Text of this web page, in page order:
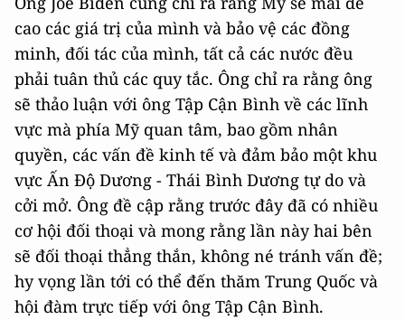
cao các giá trị của mình và bảo vệ các đồng
minh, đối tác của mình, tất cả các nước đều
phải tuân thủ các quy tắc. Ông chỉ ra rằng ông
sẽ thảo luận với ông Tập Cận Bình về các lĩnh
vực mà phía Mỹ quan tâm, bao gồm nhân
quyền, các vấn đề kinh tế và đảm bảo một khu
vực Ấn Độ Dương - Thái Bình Dương tự do và
cởi mở. Ông đề cập rằng trước đây đã có nhiều
cơ hội đối thoại và mong rằng lần này hai bên
sẽ đối thoại thẳng thắn, không né tránh vấn đề;
hy vọng lần tới có thể đến thăm Trung Quốc và
hội đàm trực tiếp với ông Tập Cận Bình.